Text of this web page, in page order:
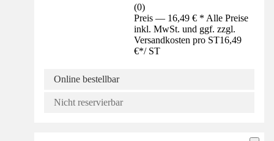
(0)
Preis — 16,49 € * Alle Preise
inkl. MwSt. und ggf. zzgl.
Versandkosten pro ST16,49
€*/ ST
Online bestellbar
Nicht reservierbar